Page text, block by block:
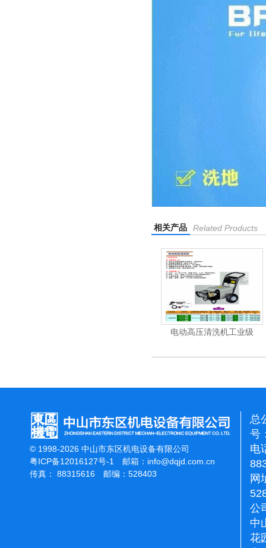
相关产品 Related Products
电动高压清洗机工
© 1998-2026 中山市东区机电设备有限公司
粤ICP备12016127号-1
邮箱： info@dqjd.com.cn
传真： 88315616 邮编：528403
总
号
电
网
公
中
花